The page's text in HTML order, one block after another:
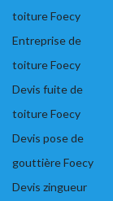
toiture Foecy
Entreprise de
toiture Foecy
Devis fuite de
toiture Foecy
Devis pose de
gouttière Foecy
Devis zingueur